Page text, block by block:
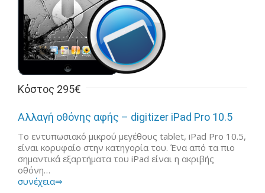
Κόστος 295€
Αλλαγή οθόνης αφής – digitizer iPad Pro 10.5
Το εντυπωσιακό μικρού μεγέθους tablet, iPad Pro 10.5,
είναι κορυφαίο στην κατηγορία του. Ένα από τα πιο
σημαντικά εξαρτήματα του iPad είναι η ακριβής
οθόνη…
συνέχεια⇒